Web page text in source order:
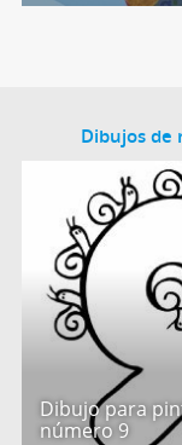
Dibujos de
Dibujo para
número 9